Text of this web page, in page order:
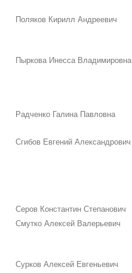
Поляков Кирилл Андреевич
Пыркова Инесса Владимировна
Радченко Галина Павловна
Сгибов Евгений Александрович
Серов Константин Степанович
Смутко Алексей Валерьевич
Сурков Алексей Евгеньевич